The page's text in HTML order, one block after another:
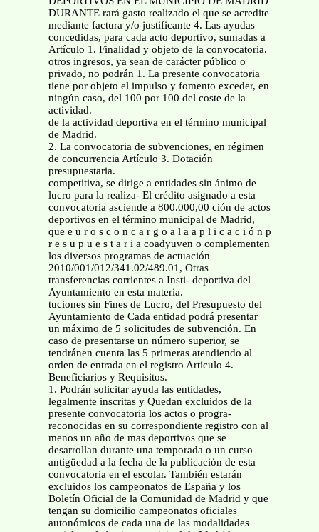
DURANTE rará gasto realizado el que se acredite
mediante factura y/o justificante 4. Las ayudas
concedidas, para cada acto deportivo, sumadas a
Artículo 1. Finalidad y objeto de la convocatoria.
otros ingresos, ya sean de carácter público o
privado, no podrán 1. La presente convocatoria
tiene por objeto el impulso y fomento exceder, en
ningún caso, del 100 por 100 del coste de la
actividad.
de la actividad deportiva en el término municipal
de Madrid.
2. La convocatoria de subvenciones, en régimen
de concurrencia Artículo 3. Dotación
presupuestaria.
competitiva, se dirige a entidades sin ánimo de
lucro para la realiza- El crédito asignado a esta
convocatoria asciende a 800.000,00 ción de actos
deportivos en el término municipal de Madrid,
que e u r o s c o n c a r g o a l a a p l i c a c i ó n p
r e s u p u e s t a r i a coadyuven o complementen
los diversos programas de actuación
2010/001/012/341.02/489.01, Otras
transferencias corrientes a Insti- deportiva del
Ayuntamiento en esta materia.
tuciones sin Fines de Lucro, del Presupuesto del
Ayuntamiento de Cada entidad podrá presentar
un máximo de 5 solicitudes de subvención. En
caso de presentarse un número superior, se
tendránen cuenta las 5 primeras atendiendo al
orden de entrada en el registro Artículo 4.
Beneficiarios y Requisitos.
1. Podrán solicitar ayuda las entidades,
legalmente inscritas y Quedan excluidos de la
presente convocatoria los actos o progra-
reconocidas en su correspondiente registro con al
menos un año de mas deportivos que se
desarrollan durante una temporada o un curso
antigüedad a la fecha de la publicación de esta
convocatoria en el escolar. También estarán
excluidos los campeonatos de España y los
Boletín Oficial de la Comunidad de Madrid y que
tengan su domicilio campeonatos oficiales
autonómicos de cada una de las modalidades